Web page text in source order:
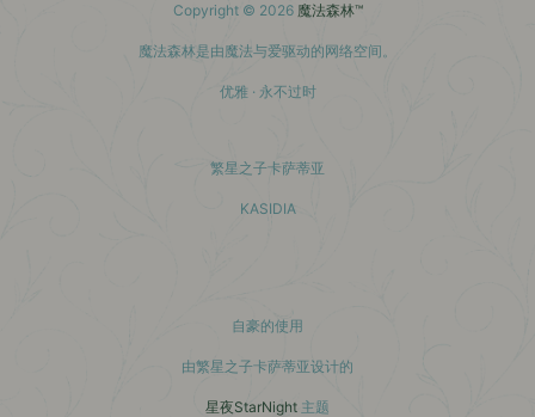
Copyright © 2026 魔法森林™
魔法森林是由魔法与爱驱动的网络空间。
优雅 · 永不过时
繁星之子卡萨蒂亚
KASIDIA
自豪的使用
由繁星之子卡萨蒂亚设计的
星夜StarNight 主题